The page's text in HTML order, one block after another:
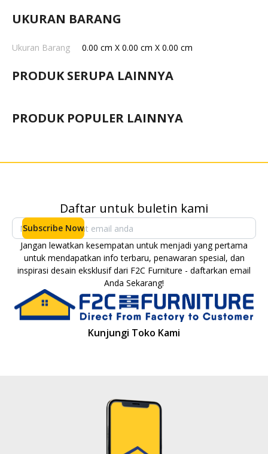
Ukuran Barang 0.00 cm X 0.00 cm X 0.00 cm
PRODUK SERUPA LAINNYA
Jangan lewatkan kesempatan untuk menjadi yang pertama
untuk mendapatkan info terbaru, penawaran spesial, dan
inspirasi desain eksklusif dari F2C Furniture - daftarkan email
Anda Sekarang!
Kunjungi Toko Kami